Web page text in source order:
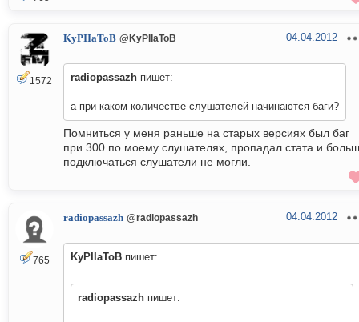
1572
KyPIIaToB @KyPIIaToB 04.04.2012
radiopassazh пишет:
а при каком количестве слушателей начинаются баги?
Помниться у меня раньше на старых версиях был баг
при 300 по моему слушателях, пропадал стата и
подключаться слушатели не могли.
765
radiopassazh @radiopassazh 04.04.2012
KyPIIaToB пишет:
radiopassazh пишет: